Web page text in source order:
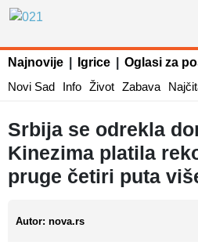
Najnovije Igrice Oglasi za
Novi Sad
Info Život Zabava
Srbija se odrekla
Kinezima platila
pruge četiri puta
Autor: nova.rs